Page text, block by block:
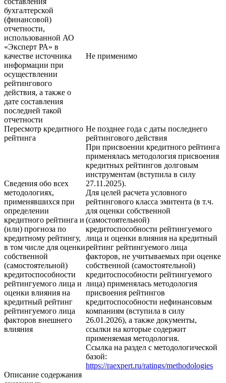
бухгалтерской
(финансовой)
отчетности,
использованной АО
«Эксперт РА» в
качестве источника
информации при
осуществлении
рейтингового
действия, а также о
дате составления
последней такой
отчетности
Не применимо
Пересмотр кредитного
рейтинга
Не позднее года с даты последнего
рейтингового действия
Сведения обо всех
методологиях,
применявшихся при
определении
кредитного рейтинга и
(или) прогноза по
кредитному рейтингу,
в том числе для оценки
собственной
(самостоятельной)
кредитоспособности
рейтингуемого лица и
оценки влияния на
кредитный рейтинг
рейтингуемого лица
факторов внешнего
влияния
При присвоении кредитного рейтинга
применялась методология присвоения
кредитных рейтингов долговым
инструментам (вступила в силу
27.11.2025).
Для целей расчета условного
рейтингового класса эмитента (в т.ч.
для оценки собственной
(самостоятельной)
кредитоспособности рейтингуемого
лица и оценки влияния на кредитный
рейтинг рейтингуемого лица
факторов, не учитываемых при оценке
собственной (самостоятельной)
кредитоспособности рейтингуемого
лица) применялась методология
присвоения рейтингов
кредитоспособности нефинансовым
компаниям (вступила в силу
26.01.2026), а также документы,
ссылки на которые содержит
применяемая методология.
Ссылка на раздел с методологической
базой:
https://raexpert.ru/ratings/methodologies
Описание содержания